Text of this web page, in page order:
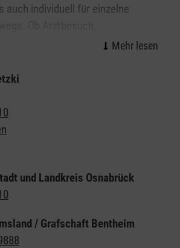
auch individuell für einzelne
oder der Besuch von
an 13 Standorten in der
an.
und Landkreis Osnabrück
/ Grafschaft Bentheim